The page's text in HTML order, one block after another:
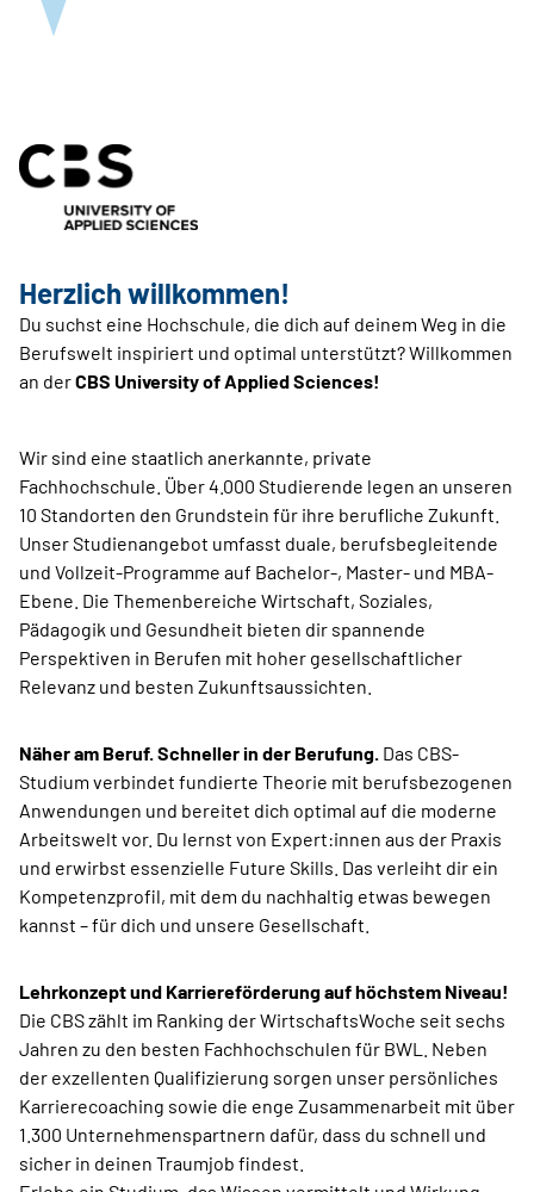
Herzlich willkommen!
Du suchst eine Hochschule, die dich auf deinem Weg in die
Berufswelt inspiriert und optimal unterstützt? Willkommen
an derCBS University of Applied Sciences!
Wir sind eine staatlich anerkannte, private
Fachhochschule. Über 4.000 Studierende legen an unseren
10 Standorten den Grundstein für ihre berufliche Zukunft.
Unser Studienangebot umfasst duale, berufsbegleitende
und Vollzeit-Programme auf Bachelor-, Master- und MBA-
Ebene. Die Themenbereiche Wirtschaft, Soziales,
Pädagogik und Gesundheit bieten dir spannende
Perspektiven in Berufen mit hoher gesellschaftlicher
Relevanz und besten Zukunftsaussichten.
Näher am Beruf. Schneller in der Berufung. Das CBS-
Studium verbindet fundierte Theorie mit berufsbezogenen
Anwendungen und bereitet dich optimal auf die moderne
Arbeitswelt vor. Du lernst von Expert:innen aus der Praxis
und erwirbst essenzielle Future Skills. Das verleiht dir ein
Kompetenzprofil, mit dem du nachhaltig etwas bewegen
kannst – für dich und unsere Gesellschaft.
Lehrkonzept und Karriereförderung auf höchstem Niveau!
Die CBS zählt im Ranking der WirtschaftsWoche seit sechs
Jahren zu den besten Fachhochschulen für BWL. Neben
der exzellenten Qualifizierung sorgen unser persönliches
Karrierecoaching sowie die enge Zusammenarbeit mit über
1.300 Unternehmenspartnern dafür, dass du schnell und
sicher in deinen Traumjob findest.